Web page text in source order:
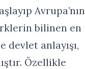
Avrupa’nın
bilinen en
devlet anlayışı,
Özellikle